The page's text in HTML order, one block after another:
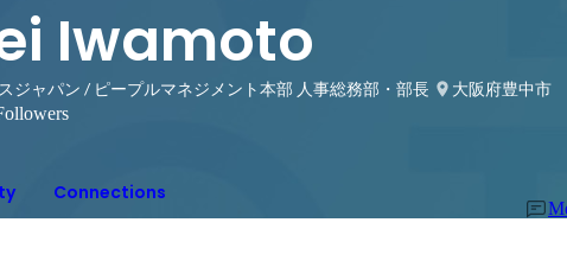
Iwamoto
ジャパン / ピープルマネジメント本部 人事総務部・部長
大阪府豊中市
Connections